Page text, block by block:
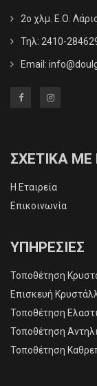
2ο χλμ. Ε.Ο.
Τηλ: 2410-
Email:
ΣΧΕΤΙΚΑ
Η Εταιρεία
Επικοινωνία
ΥΠΗΡΕΣΙΕΣ
Τοποθέτηση
Επισκευή
Τοποθέτηση
Τοποθέτηση
Τοποθέτηση